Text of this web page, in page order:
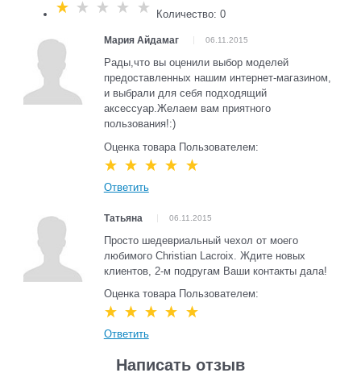
Количество: 0
Мария Айдамаг 06.11.2015
Рады,что вы оценили выбор моделей
предоставленных нашим интернет-магазином,
и выбрали для себя подходящий
аксессуар.Желаем вам приятного
пользования!:)
Оценка товара Пользователем:
Ответить
Татьяна 06.11.2015
Просто шедевриальный чехол от моего
любимого Christian Lacroix. Ждите новых
клиентов, 2-м подругам Ваши контакты дала!
Оценка товара Пользователем:
Ответить
Написать отзыв